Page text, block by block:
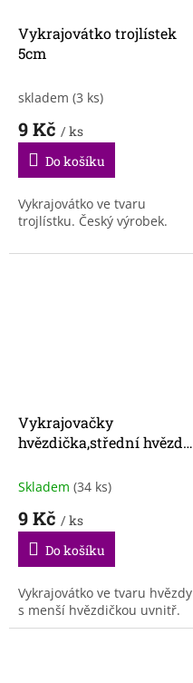
Vykrajovátko trojlístek
5cm
skladem (3 ks)
9 Kč / ks
Do košíku
Vykrajovátko ve tvaru
trojlístku. Český výrobek.
Vykrajovačky
hvězdička,střední hvězda
Skladem (34 ks)
9 Kč / ks
Do košíku
Vykrajovátko ve tvaru hvězdy
s menší hvězdičkou uvnitř.